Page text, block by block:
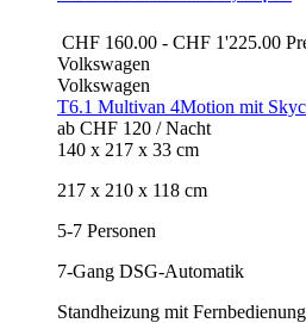
CHF 160.00 - CHF 1'225.00
Volkswagen
Volkswagen
T6.1 Multivan 4Motion mit
ab CHF 120 / Nacht
140 x 217 x 33 cm
217 x 210 x 118 cm
5-7 Personen
7-Gang DSG-Automatik
Standheizung mit Fernbedienung